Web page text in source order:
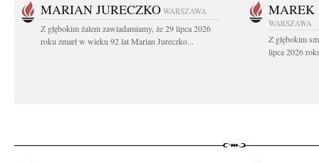
MARIAN JURECZKO WARSZAWA
Z głębokim żalem zawiadamiamy, że 29 lipca 2026
roku zmarł w wieku 92 lat Marian Jureczko...
MAREK
WARSZAWA
Z głębokim
lipca 2026